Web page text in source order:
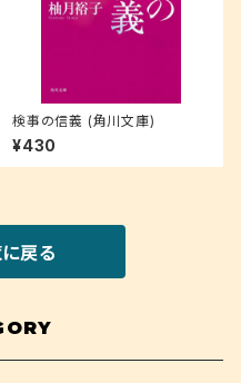
検事の信義 (角川文庫)
¥430
戻る